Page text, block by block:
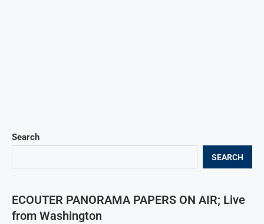
Search
SEARCH
ECOUTER PANORAMA PAPERS ON AIR; Live
from Washington